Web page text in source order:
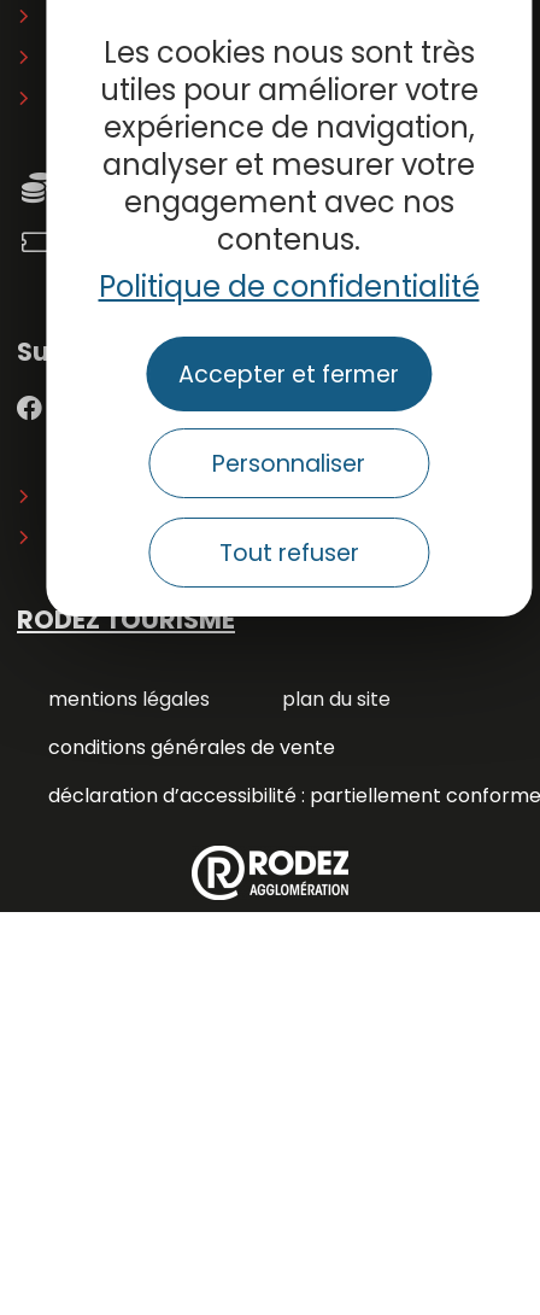
Les cookies nous sont très
utiles pour améliorer votre
expérience de navigation,
analyser et mesurer votre
engagement avec nos
contenus.
Politique de confidentialité
Accepter et fermer
Personnaliser
Tout refuser
Partenaires
Librairie / boutique
Horaires & tarifs
Billetterie en ligne
Suivez-nous
Inscrivez-vous à lanewsletterdu musée
Espace presse
RODEZ TOURISME
mentions légales
plan du site
conditions générales de vente
déclaration d’accessibilité : partiellement conforme